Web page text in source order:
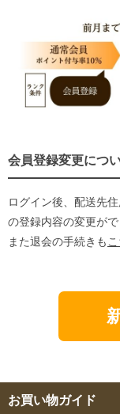
会員登録変更につ
ログイン後、配送先
の登録内容の変更がで
また退会の手続きも
お買い物ガイド